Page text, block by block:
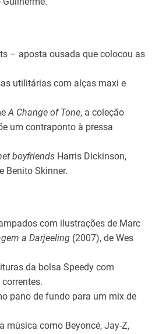
– aposta ousada que colocou as
utilitárias com alças maxi e
A Change of Tone, a coleção
um contraponto à pressa
boyfriends Harris Dickinson,
Benito Skinner.
com ilustrações de Marc
a Darjeeling (2007), de Wes
da bolsa Speedy com
pano de fundo para um mix de
música como Beyoncé, Jay-Z,